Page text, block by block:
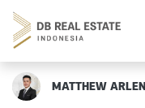
MATTHEW ARLEN